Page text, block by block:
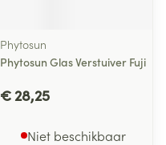
Phytosun
Phytosun Glas Verstuiver Fuji
€ 28,25
Niet beschikbaar